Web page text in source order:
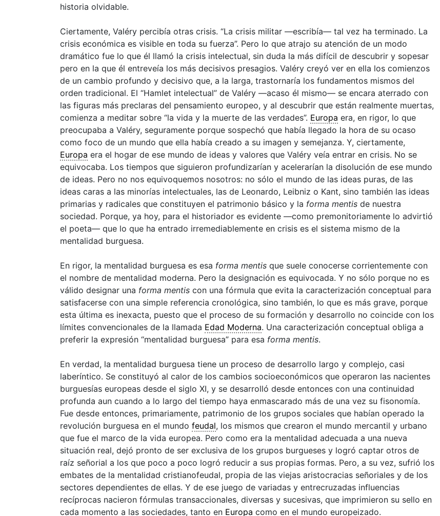
historia olvidable.
Ciertamente, Valéry percibía otras crisis. “La crisis militar —escribía— tal vez ha terminado. La
crisis económica es visible en toda su fuerza”. Pero lo que atrajo su atención de un modo
dramático fue lo que él llamó la crisis intelectual, sin duda la más difícil de descubrir y sopesar
pero en la que él entreveía los más decisivos presagios. Valéry creyó ver en ella los comienzos
de un cambio profundo y decisivo que, a la larga, trastornaría los fundamentos mismos del
orden tradicional. El “Hamlet intelectual” de Valéry —acaso él mismo— se encara aterrado con
las figuras más preclaras del pensamiento europeo, y al descubrir que están realmente muertas,
comienza a meditar sobre “la vida y la muerte de las verdades”. Europa era, en rigor, lo que
preocupaba a Valéry, seguramente porque sospechó que había llegado la hora de su ocaso
como foco de un mundo que ella había creado a su imagen y semejanza. Y, ciertamente,
Europa era el hogar de ese mundo de ideas y valores que Valéry veía entrar en crisis. No se
equivocaba. Los tiempos que siguieron profundizarían y acelerarían la disolución de ese mundo
de ideas. Pero no nos equivoquemos nosotros: no sólo el mundo de las ideas puras, de las
ideas caras a las minorías intelectuales, las de Leonardo, Leibniz o Kant, sino también las ideas
primarias y radicales que constituyen el patrimonio básico y la forma mentis de nuestra
sociedad. Porque, ya hoy, para el historiador es evidente —como premonitoriamente lo advirtió
el poeta— que lo que ha entrado irremediablemente en crisis es el sistema mismo de la
mentalidad burguesa.
En rigor, la mentalidad burguesa es esa forma mentis que suele conocerse corrientemente con
el nombre de mentalidad moderna. Pero la designación es equivocada. Y no sólo porque no es
válido designar una forma mentis con una fórmula que evita la caracterización conceptual para
satisfacerse con una simple referencia cronológica, sino también, lo que es más grave, porque
esta última es inexacta, puesto que el proceso de su formación y desarrollo no coincide con los
límites convencionales de la llamada Edad Moderna. Una caracterización conceptual obliga a
preferir la expresión “mentalidad burguesa” para esa forma mentis.
En verdad, la mentalidad burguesa tiene un proceso de desarrollo largo y complejo, casi
laberíntico. Se constituyó al calor de los cambios socioeconómicos que operaron las nacientes
burguesías europeas desde el siglo XI, y se desarrolló desde entonces con una continuidad
profunda aun cuando a lo largo del tiempo haya enmascarado más de una vez su fisonomía.
Fue desde entonces, primariamente, patrimonio de los grupos sociales que habían operado la
revolución burguesa en el mundo feudal, los mismos que crearon el mundo mercantil y urbano
que fue el marco de la vida europea. Pero como era la mentalidad adecuada a una nueva
situación real, dejó pronto de ser exclusiva de los grupos burgueses y logró captar otros de
raíz señorial a los que poco a poco logró reducir a sus propias formas. Pero, a su vez, sufrió los
embates de la mentalidad cristianofeudal, propia de las viejas aristocracias señoriales y de los
sectores dependientes de ellas. Y de ese juego de variadas y entrecruzadas influencias
recíprocas nacieron fórmulas transaccionales, diversas y sucesivas, que imprimieron su sello en
cada momento a las sociedades, tanto en Europa como en el mundo europeizado.